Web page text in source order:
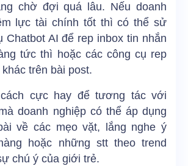
chờ đợi quá lâu. Nếu doanh
lực tài chính tốt thì có thể sử
Chatbot AI để rep inbox tin nhắn
tức thì hoặc các công cụ rep
trên bài post.
cực hay để tương tác với
doanh nghiệp có thể áp dụng
về các mẹo vặt, lắng nghe ý
hoặc những stt theo trend
chú ý của giới trẻ.